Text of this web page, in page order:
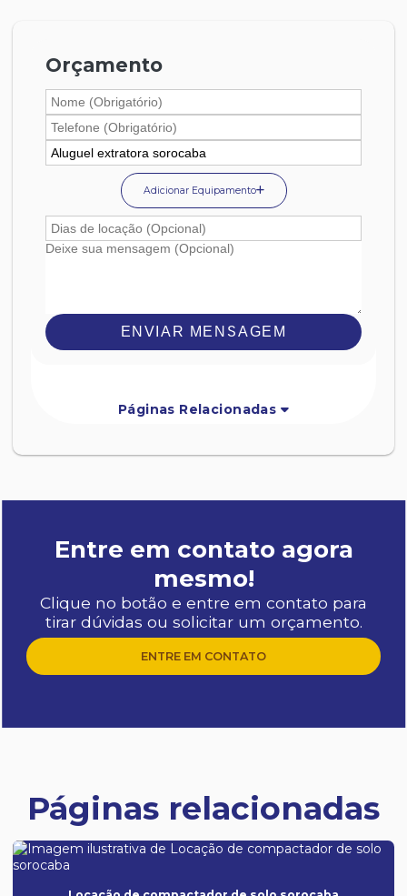
Orçamento
Adicionar Equipamento
ENVIAR MENSAGEM
Páginas Relacionadas
Entre em contato agora
mesmo!
Clique no botão e entre em contato para
tirar dúvidas ou solicitar um orçamento.
ENTRE EM CONTATO
Páginas relacionadas